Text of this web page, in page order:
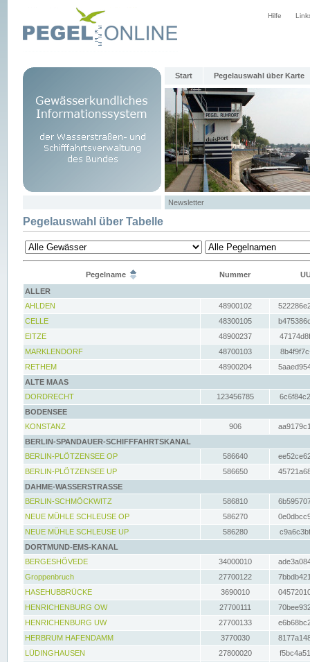
Hilfe
Start Pegelauswahl über Karte
Newsletter
Pegelauswahl über Tabelle
Pegelname Nummer
ALLER
AHLDEN
48900102
CELLE
48300105
EITZE
48900237
MARKLENDORF
48700103
RETHEM
48900204
ALTE MAAS
DORDRECHT
123456785
BODENSEE
KONSTANZ
906
BERLIN-SPANDAUER-SCHIFFFAHRTSKANAL
BERLIN-PLÖTZENSEE OP
586640
BERLIN-PLÖTZENSEE UP
586650
DAHME-WASSERSTRASSE
BERLIN-SCHMÖCKWITZ
586810
NEUE MÜHLE SCHLEUSE OP
586270
NEUE MÜHLE SCHLEUSE UP
586280
DORTMUND-EMS-KANAL
BERGESHÖVEDE
34000010
Groppenbruch
27700122
HASEHUBBRÜCKE
3690010
HENRICHENBURG OW
27700111
HENRICHENBURG UW
27700133
HERBRUM HAFENDAMM
3770030
LÜDINGHAUSEN
27800020